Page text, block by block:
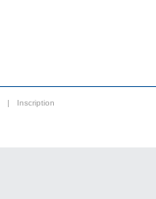
| Inscription